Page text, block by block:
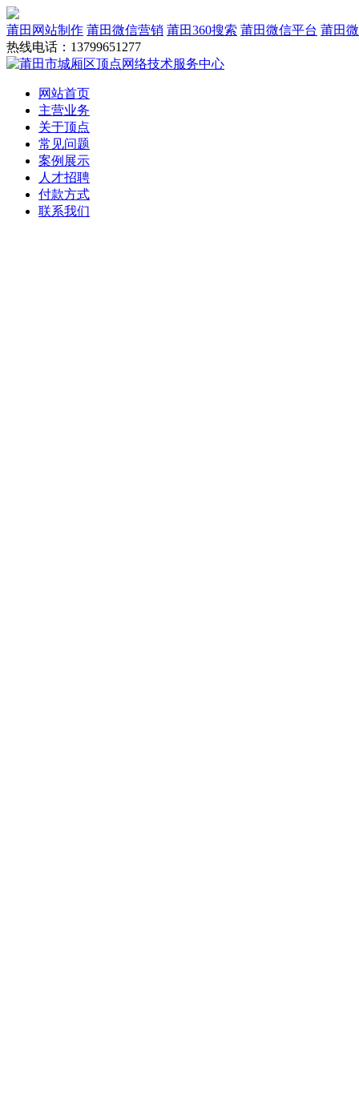
莆田网站制作 莆田微信营销 莆田360搜索 莆田微信平台 莆田
热线电话：13799651277
网站首页
主营业务
关于顶点
常见问题
案例展示
人才招聘
付款方式
联系我们